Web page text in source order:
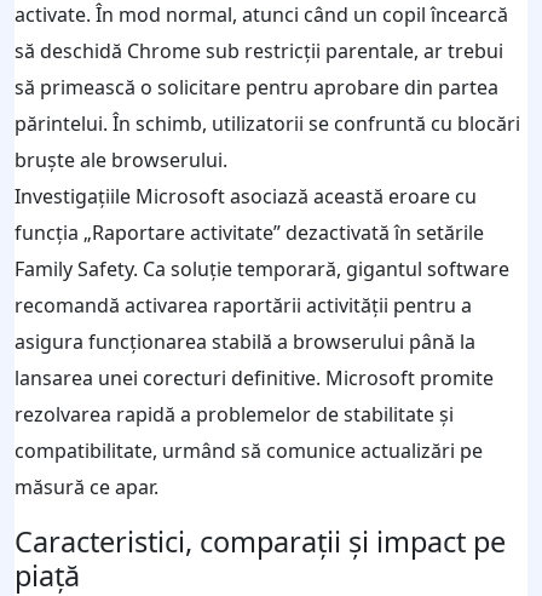
activate. În mod normal, atunci când un copil încearcă
să deschidă Chrome sub restricții parentale, ar trebui
să primească o solicitare pentru aprobare din partea
părintelui. În schimb, utilizatorii se confruntă cu blocări
bruște ale browserului.
Investigațiile Microsoft asociază această eroare cu
funcția „Raportare activitate” dezactivată în setările
Family Safety. Ca soluție temporară, gigantul software
recomandă activarea raportării activității pentru a
asigura funcționarea stabilă a browserului până la
lansarea unei corecturi definitive. Microsoft promite
rezolvarea rapidă a problemelor de stabilitate și
compatibilitate, urmând să comunice actualizări pe
măsură ce apar.
Caracteristici, comparații și impact pe
piață